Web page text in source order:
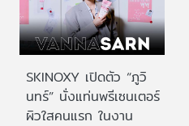
SKINOXY เปิดตัว “ภูวิ
นทร์” นั่งแท่นพรีเซนเตอร์
ผิวใสคนแรก ในงาน